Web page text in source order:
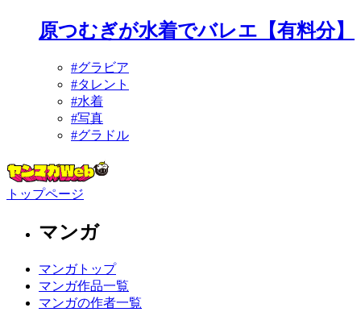
原つむぎが水着でバレエ【有料分】
#グラビア
#タレント
#水着
#写真
#グラドル
トップページ
マンガ
マンガトップ
マンガ作品一覧
マンガの作者一覧